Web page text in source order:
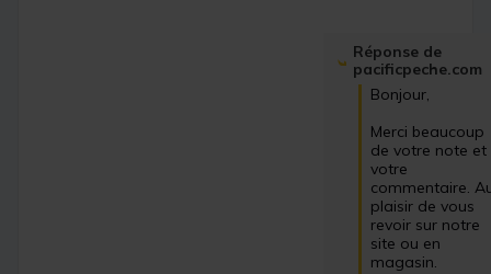
Réponse de
pacificpeche.com
Bonjour,
Merci beaucoup
de votre note et
votre
commentaire.
plaisir de vous
revoir sur notre
site ou en
magasin.